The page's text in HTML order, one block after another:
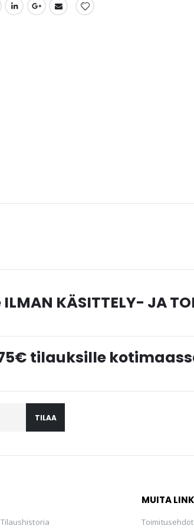
KÄSITTELY- JA
75€ tilauksille
TILAA
Tilaushistoria
MUITA
Toimitusehdot